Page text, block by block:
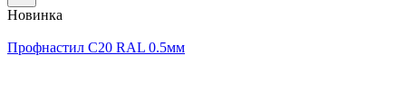
Новинка
Профнастил С20 RAL 0.5мм